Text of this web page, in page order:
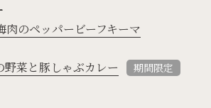
肉のペッパービーフキーマ
野菜と豚しゃぶカレー 期間限定